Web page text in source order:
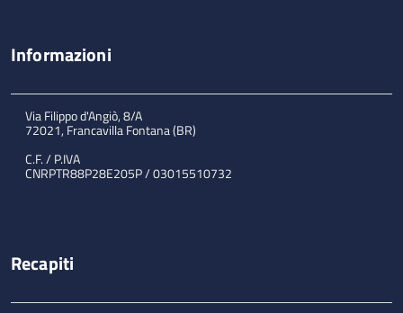
Informazioni
Via Filippo d'Angiò, 8/A
72021, Francavilla Fontana (BR)
C.F. / P.IVA
CNRPTR88P28E205P / 03015510732
Recapiti